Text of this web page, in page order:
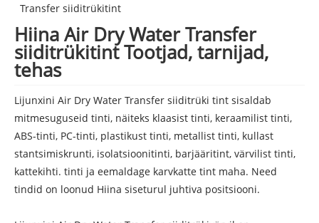
Transfer siiditrükitint
Hiina Air Dry Water Transfer
siiditrükitint Tootjad, tarnijad,
tehas
Lijunxini Air Dry Water Transfer siiditrüki tint sisaldab
mitmesuguseid tinti, näiteks klaasist tinti, keraamilist tinti,
ABS-tinti, PC-tinti, plastikust tinti, metallist tinti, kullast
stantsimiskrunti, isolatsioonitinti, barjääritint, värvilist tinti,
kattekihti. tinti ja eemaldage karvkatte tint maha. Need
tindid on loonud Hiina siseturul juhtiva positsiooni.